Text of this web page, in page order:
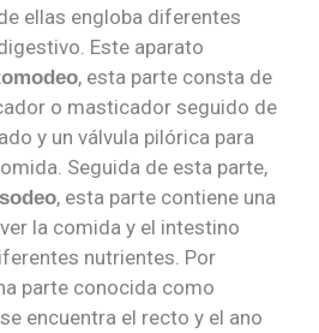
ellas engloba diferentes
Este aparato
, esta parte consta de
o masticador seguido de
y un válvula pilórica para
Seguida de esta parte,
, esta parte contiene una
la comida y el intestino
nutrientes. Por
parte conocida como
encuentra el recto y el ano